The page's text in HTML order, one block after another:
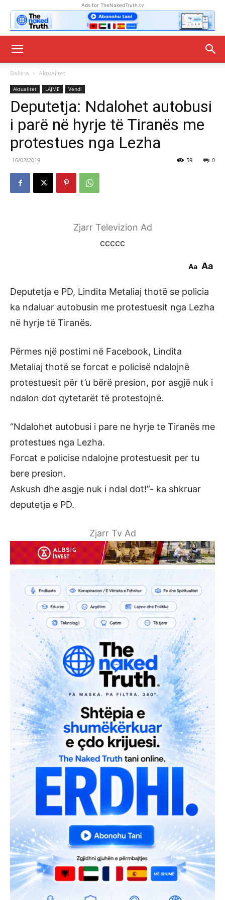
Ads for TheNakedTruth.tv
Ballina Aktualitet
Aktualitet LAJME Vendi
Deputetja: Ndalohet autobusi
i parë në hyrje të Tiranës me
protestues nga Lezha
16/02/2019 0
59
Zjarr Televizion Ad
ccccc
Aa Aa
Deputetja e PD, Lindita Metaliaj thotë se policia
ka ndaluar autobusin me protestuesit nga Lezha
në hyrje të Tiranës.
Përmes një postimi në Facebook, Lindita
Metaliaj thotë se forcat e policisë ndalojnë
protestuesit për t’u bërë presion, por asgjë nuk i
ndalon dot qytetarët të protestojnë.
“Ndalohet autobusi i pare ne hyrje te Tiranës me
protestues nga Lezha.
Forcat e policise ndalojne protestuesit per tu
bere presion.
Askush dhe asgje nuk i ndal dot!”- ka shkruar
deputetja e PD.
Zjarr Tv Ad